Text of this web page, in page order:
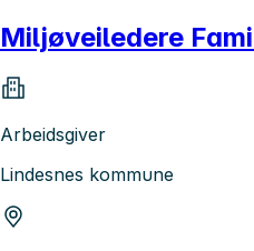
Miljøveiledere
Arbeidsgiver
Lindesnes kommune